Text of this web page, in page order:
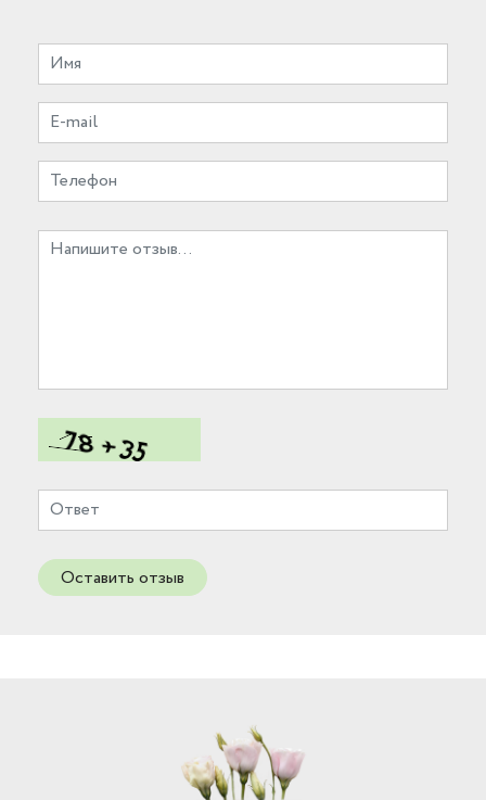
Оставить отзыв